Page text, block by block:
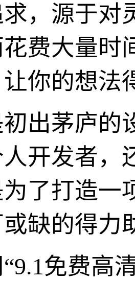
，源于对
费大量时
你的想法
出茅庐的
开发者，
了打造一
缺的得力
免费高